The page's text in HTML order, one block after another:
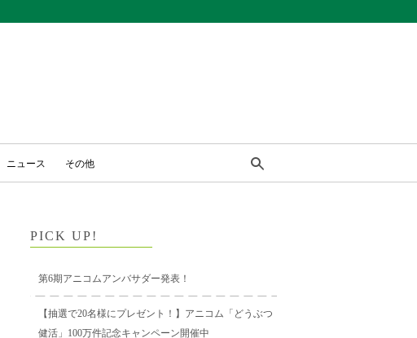
ニュース その他
PICK UP!
第6期アニコムアンバサダー発表！
【抽選で20名様にプレゼント！】アニコム「どうぶつ
健活」100万件記念キャンペーン開催中